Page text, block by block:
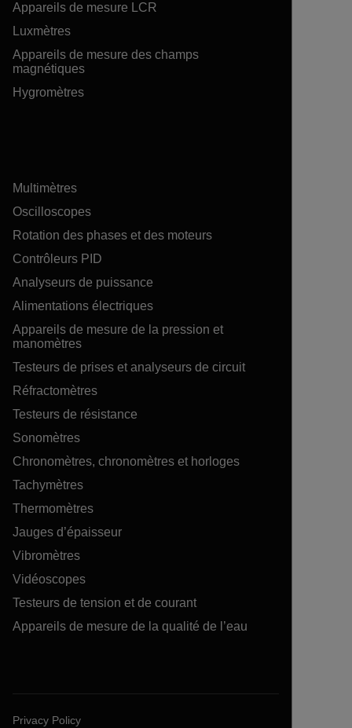
Appareils de mesure LCR
Luxmètres
Appareils de mesure des champs
magnétiques
Hygromètres
Multimètres
Oscilloscopes
Rotation des phases et des moteurs
Contrôleurs PID
Analyseurs de puissance
Alimentations électriques
Appareils de mesure de la pression et
manomètres
Testeurs de prises et analyseurs de circuit
Réfractomètres
Testeurs de résistance
Sonomètres
Chronomètres, chronomètres et horloges
Tachymètres
Thermomètres
Jauges d’épaisseur
Vibromètres
Vidéoscopes
Testeurs de tension et de courant
Appareils de mesure de la qualité de l’eau
Privacy Policy